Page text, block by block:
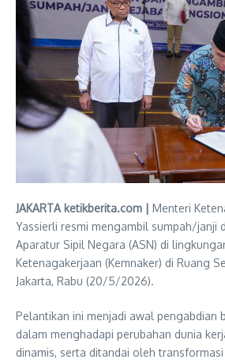
JAKARTA ketikberita.com | Menteri
Yassierli resmi mengambil sumpah/janji
Aparatur Sipil Negara (ASN) di
Ketenagakerjaan (Kemnaker) di Ruang
Jakarta, Rabu (20/5/2026).
Pelantikan ini menjadi awal pengabdian
dalam menghadapi perubahan dunia
dinamis, serta ditandai oleh